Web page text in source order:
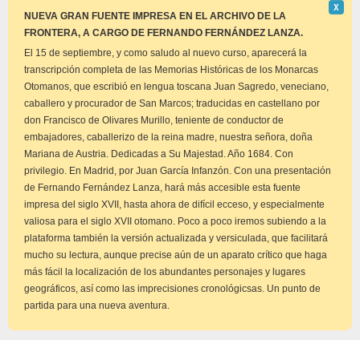
NUEVA GRAN FUENTE IMPRESA EN EL ARCHIVO DE LA
FRONTERA, A CARGO DE FERNANDO FERNÁNDEZ LANZA.
este
Χ
El 15 de septiembre, y como saludo al nuevo curso, aparecerá la
transcripción completa de las Memorias Históricas de los Monarcas
Otomanos, que escribió en lengua toscana Juan Sagredo, veneciano,
caballero y procurador de San Marcos; traducidas en castellano por
don Francisco de Olivares Murillo, teniente de conductor de
embajadores, caballerizo de la reina madre, nuestra señora, doña
Mariana de Austria. Dedicadas a Su Majestad. Año 1684. Con
privilegio. En Madrid, por Juan García Infanzón. Con una presentación
de Fernando Fernández Lanza, hará más accesible esta fuente
impresa del siglo XVII, hasta ahora de difícil ecceso, y especialmente
valiosa para el siglo XVII otomano. Poco a poco iremos subiendo a la
plataforma también la versión actualizada y versiculada, que facilitará
mucho su lectura, aunque precise aún de un aparato crítico que haga
más fácil la localización de los abundantes personajes y lugares
geográficos, así como las imprecisiones cronológicsas. Un punto de
partida para una nueva aventura.